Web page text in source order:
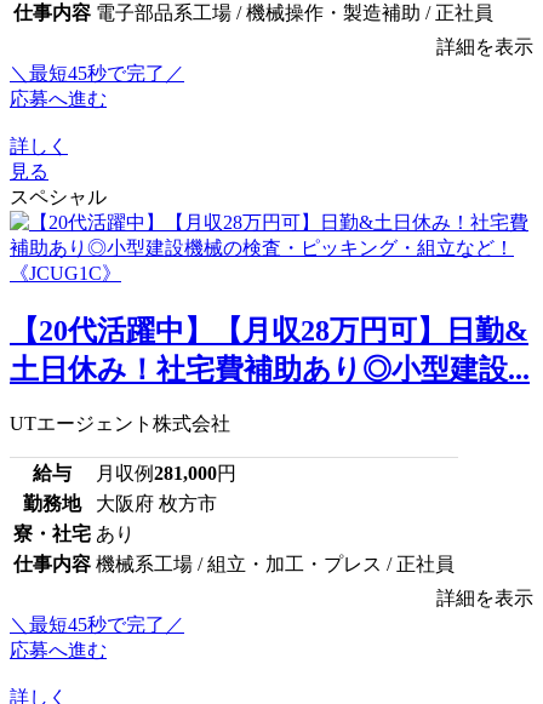
仕事内容 電子部品系工場 / 機械操作・製造補助 / 正社員
詳細を表示
＼最短45秒で完了／
応募へ進む
詳しく
見る
スペシャル
【20代活躍中】【月収28万円可】日勤&
土日休み！社宅費補助あり◎小型建設...
UTエージェント株式会社
給与 月収例281,000円
勤務地
大阪府 枚方市
寮・社宅 あり
仕事内容 機械系工場 / 組立・加工・プレス / 正社員
詳細を表示
＼最短45秒で完了／
応募へ進む
詳しく